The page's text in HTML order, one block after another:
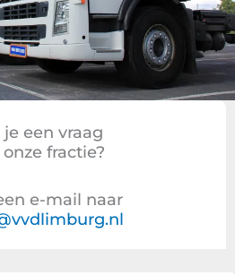
je een vraag
fractie?
e-mail naar